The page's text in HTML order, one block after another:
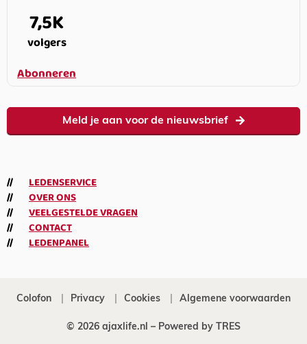
7,5K
volgers
Abonneren
Meld je aan voor de nieuwsbrief
LEDENSERVICE
OVER ONS
VEELGESTELDE VRAGEN
CONTACT
LEDENPANEL
Colofon Privacy Cookies Algemene voorwaarden
© 2026 ajaxlife.nl – Powered by TRES